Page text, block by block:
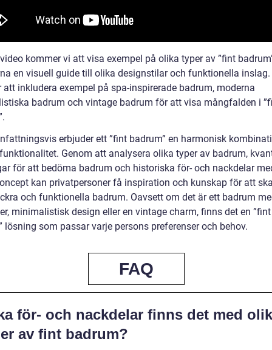
kommer vi att visa exempel på olika typer av ”fint
en visuell guide till olika designstilar och funktionella inslag.
att inkludera exempel på spa-inspirerade badrum, moderna
badrum och vintage badrum för att visa mångfalden i
erbjuder ett ”fint badrum” en harmonisk
Genom att analysera olika typer av badrum,
för att bedöma badrum och historiska för- och nackdelar
kan privatpersoner få inspiration och kunskap för att
och funktionella badrum. Oavsett om det är ett badrum
minimalistisk design eller en vintage charm, finns det en ”fint
lösning som passar varje persons preferenser och behov.
FAQ
för- och nackdelar finns det med
av fint badrum?